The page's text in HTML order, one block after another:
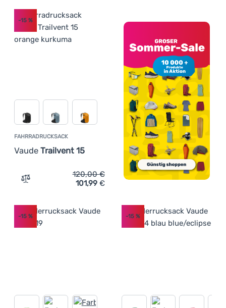
FAHRRADRUCKSACK
Vaude Trailvent 15
-15 %
Zum Vergleich 'Fahrradrucksack Vaude Trailvent 15'
120,00€
101,99 €
-15 % -15%